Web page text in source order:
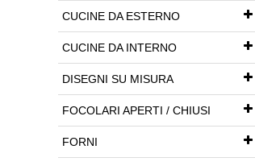
CUCINE DA ESTERNO
CUCINE DA INTERNO
DISEGNI SU MISURA
FOCOLARI APERTI / CHIUSI
FORNI